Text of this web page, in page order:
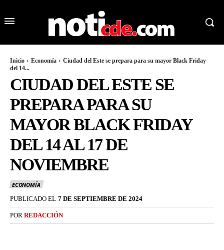
Inicio Economía
Ciudad del Este se prepara para su mayor Black Friday
del 14...
CIUDAD DEL ESTE SE
PREPARA PARA SU
MAYOR BLACK FRIDAY
DEL 14 AL 17 DE
NOVIEMBRE
ECONOMÍA
PUBLICADO EL 7 DE SEPTIEMBRE DE 2024
POR REDACCIÓN